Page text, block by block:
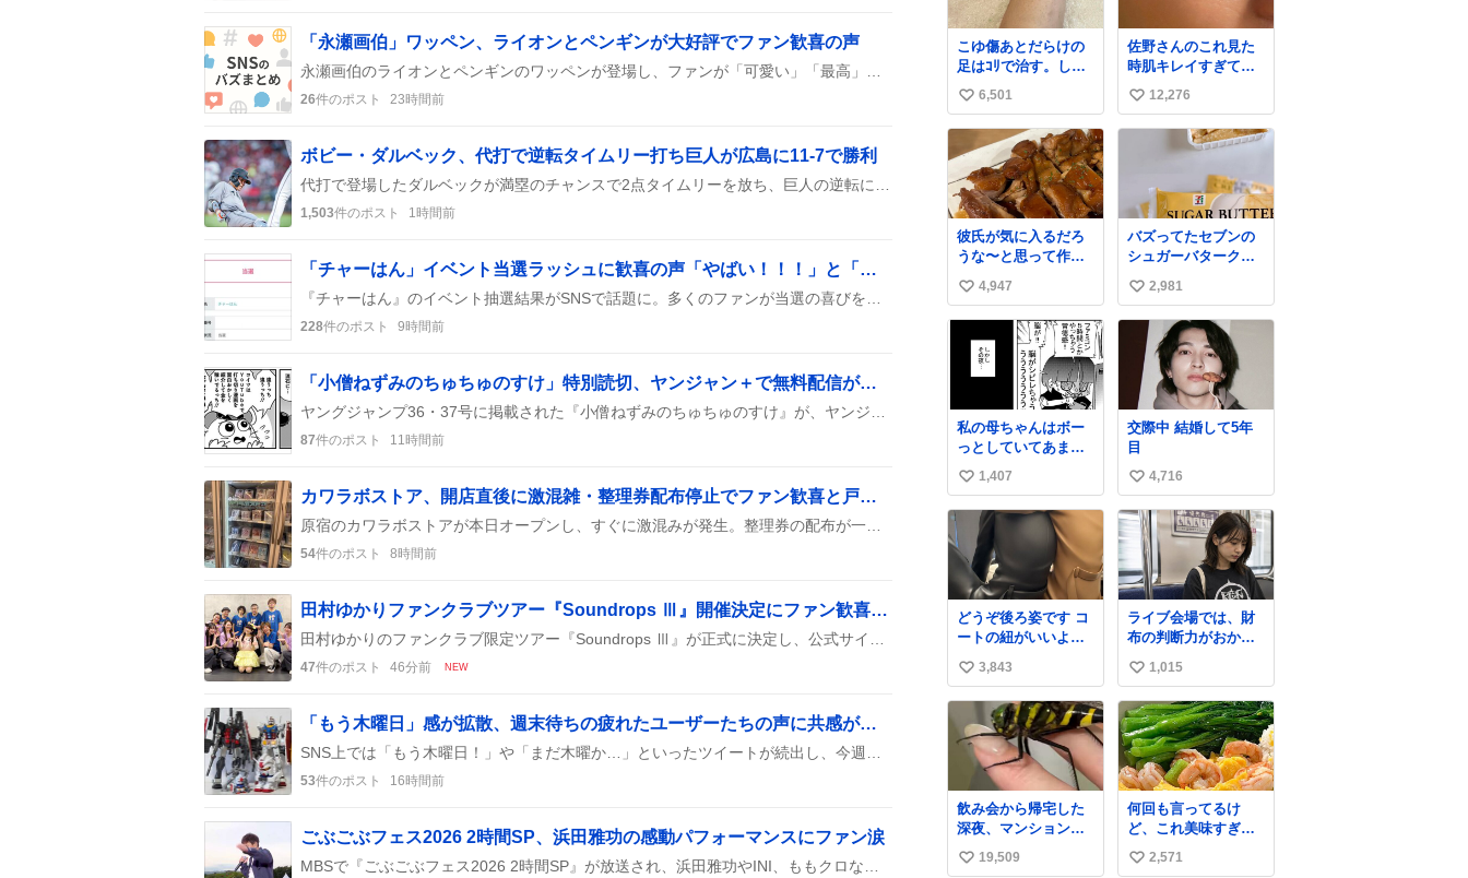
「永瀬画伯」ワッペン、ライオンとペンギンが大好評でファン歓喜の声
26件のポスト 23時間前
ボビー・ダルベック、代打で逆転タイムリー打ち巨人が広島に11-7で勝利
1,503件のポスト 1時間前
「チャーはん」イベント当選ラッシュに歓喜の声「やばい！！！」と「うれしっ♪」が続出
228件のポスト 9時間前
「小僧ねずみのちゅちゅのすけ」特別読切、ヤンジャン＋で無料配信が「やべー」好評
87件のポスト 11時間前
カワラボストア、開店直後に激混雑・整理券配布停止でファン歓喜と戸惑い
54件のポスト 8時間前
田村ゆかりファンクラブツアー『Soundrops Ⅲ』開催決定にファン歓喜「やばすぎー」「いきたすぎる」
47件のポスト 46分前 NEW
「もう木曜日」感が拡散、週末待ちの疲れたユーザーたちの声に共感が広がる
53件のポスト 16時間前
ごぶごぶフェス2026 2時間SP、浜田雅功の感動パフォーマンスにファン涙
こゆ傷あとだらけの
足はｺﾘで治す。しか
も白くなる。
い
い
ね
数
6,501
佐野さんのこれ見た
時肌キレイすぎてび
っくりしたし、やは
りアイドルって体型･
肌管理すごすぎる
い
い
12,276
彼氏が気に入るだろ
うな〜と思って作っ
たら想像の何倍も美
味しい美味しい言っ
てくれて嬉しい
い
い
ね
4,947
バズってたセブンの
シュガーバタークレ
ープうますぎて
7NOWで買い溜め🛒
💭
い
い
2,981
私の母ちゃんはボー
っとしていてあまり
細かい事を気にしま
せん。優秀な人の多
い現代の価値観から
見ると、あまり優秀
な母親ではないかも
しれません。でも、
だからこそ、私はそ
ういう母親が大好き
です。今も昔もすご
くリラックスしま
す。「優秀」と「良
い」は別なんですよ
ね。 1/2
い
い
数
1,407
交際中 結婚して5年
目
い
い
ね
4,716
どうぞ後ろ姿です コ
ートの紐がいいよ
ね…そして腰が細い
い
い
ね
数
3,843
ライブ会場では、財
布の判断力がおかし
くなる。
い
い
ね
数
1,015
飲み会から帰宅した
深夜、マンションの
廊下にいらっしゃっ
たオニヤンマ様 まさ
い
19,509
何回も言ってるけ
ど、これ美味すぎん
の！！！低カロリー
で満足感エグいから
い
2,571